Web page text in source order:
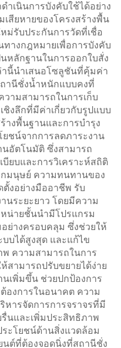
เนินการบังคับใช้ได้อย่าง
เสียหายของโครงสร้างพื้น
ม่รับประกันการวัดที่เชื่อ
างกฎหมายเพื่อการบังคับ
หลักฐานในการออกใบสั่ง
านี้นำเสนอโซลูชันที่คุ้มค่า
านีชั่งน้ำหนักแบบคงที่
ามสามารถในการเก็บ
งลึกที่มีค่าเกี่ยวกับรูปแบบ
างพื้นฐานและการบำรุง
ชน์จากการลดภาระงาน
นอัตโนมัติ ซึ่งสามารถ
ยบและการวิเคราะห์สถิติ
กมนุษย์ ความทนทานของ
งอย่างมืออาชีพ รับ
นระยะยาว โดยมีความ
หน่ายชั้นนำมีโปรแกรม
ย่างครอบคลุม ซึ่งช่วยให้
บได้สูงสุด และแก้ไข
ความสามารถในการ
สามารถปรับขยายได้ง่าย
นเพิ่มขึ้น ช่วยปกป้องการ
องการในอนาคต ความ
หารจัดการการจราจรที่มี
นและเพิ่มประสิทธิภาพ
ะโยชน์ด้านสิ่งแวดล้อม
นต์ที่ต้องจอดนิ่งที่สถานีชั่ง